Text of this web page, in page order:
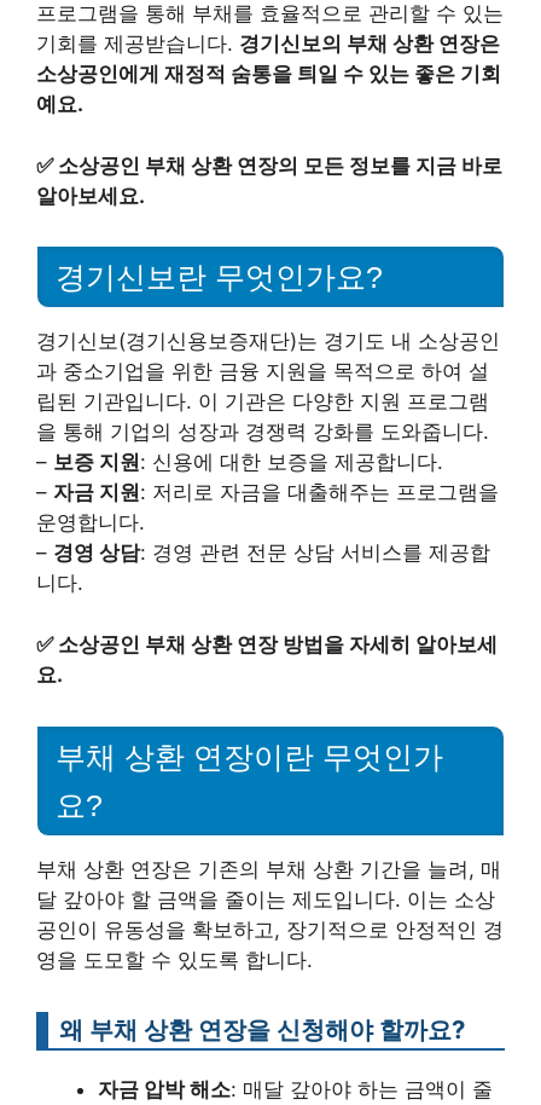
프로그램을 통해 부채를 효율적으로 관리할 수 있는
기회를 제공받습니다. 경기신보의 부채 상환 연장은
소상공인에게 재정적 숨통을 틔일 수 있는 좋은 기회
예요.
✅ 소상공인 부채 상환 연장의 모든 정보를 지금 바로
알아보세요.
경기신보란 무엇인가요?
경기신보(경기신용보증재단)는 경기도 내 소상공인
과 중소기업을 위한 금융 지원을 목적으로 하여 설
립된 기관입니다. 이 기관은 다양한 지원 프로그램
을 통해 기업의 성장과 경쟁력 강화를 도와줍니다.
– 보증 지원: 신용에 대한 보증을 제공합니다.
– 자금 지원: 저리로 자금을 대출해주는 프로그램을
운영합니다.
– 경영 상담: 경영 관련 전문 상담 서비스를 제공합
니다.
✅ 소상공인 부채 상환 연장 방법을 자세히 알아보세
요.
부채 상환 연장이란 무엇인가
요?
부채 상환 연장은 기존의 부채 상환 기간을 늘려, 매
달 갚아야 할 금액을 줄이는 제도입니다. 이는 소상
공인이 유동성을 확보하고, 장기적으로 안정적인 경
영을 도모할 수 있도록 합니다.
왜 부채 상환 연장을 신청해야 할까요?
자금 압박 해소: 매달 갚아야 하는 금액이 줄